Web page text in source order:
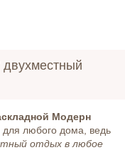
Модерн
любого дома, ведь
отдых в любое